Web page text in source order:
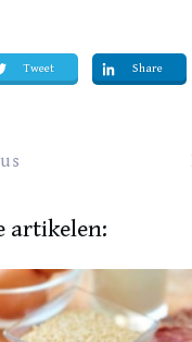
Tweet Share
artikelen: